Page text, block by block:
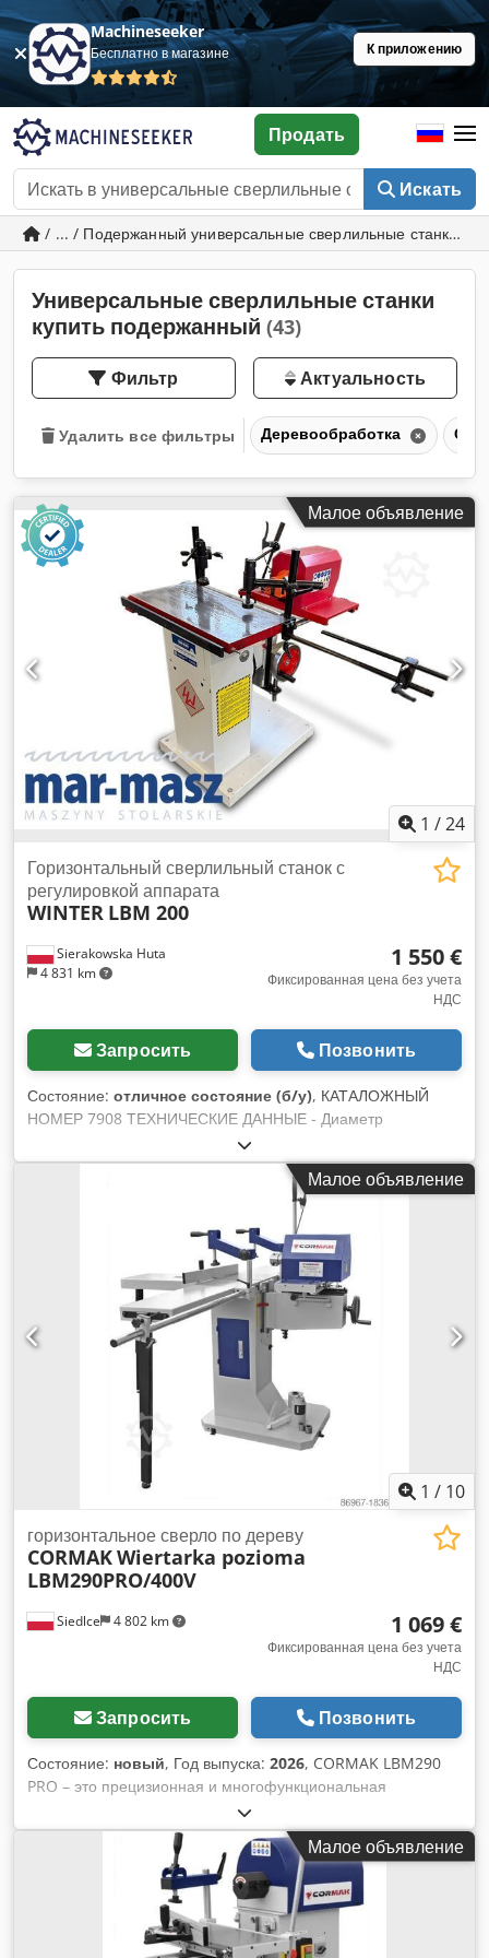
Machineseeker
Бесплатно в магазине К приложению
Искать
Продать
/ ... / Подержанный универсальные сверлильные станки
Универсальные сверлильные станки
купить подержанный (43)
Фильтр Актуальность
Удалить все фильтры Деревообработка
Малое объявление
1 /24
Sierakowska Huta
4 831 km
Горизонтальный сверлильный станок с
регулировкой аппарата
WINTER LBM 200
1 550 €
Фиксированная цена без учета
НДС
Запросить Позвонить
Состояние: отличное состояние (б/у), КАТАЛОЖНЫЙ
НОМЕР 7908 ТЕХНИЧЕСКИЕ ДАННЫЕ - Диаметр
инструмента, цанга Wescott: 0–20 мм - Макс. глубина
сверления: 155 мм - Макс. длина фрезерования: 250 мм -
Регулировка сверлильного аппарата: вперед/назад, вправо/
влево + угол - Регулировка стола: вверх/вниз - Угол
поворота стола: 0–45° - Размеры рабочей поверхности
стола: 600x320 мм - Четырёхпозиционная головка: 16-22-
25-32 мм - Прижимы для материала: 2 шт. - Мощность
двигателя: 2,2 кВт - Габариты (Д/Ш/В): 1050x800x1250 мм -
Вес: 200 кг ПРЕИМУЩЕСТВА – Немецкое производство –
Очень хорошее состояние – Эксцентриковые прижимы, 2
шт. – Без перекраски – Бывшая в эксплуатации
сверлильная машина Dwjdjzr I H Tjpfx Ad Sja Цена нетто: 6
500 PLN Цена нетто: 1 550 EUR (в зависимости от курса 4,2
EUR) (Цены могут изменяться при значительных
колебаниях курса)
Малое объявление
1 / 10
Siedlce 4 802 km
горизонтальное сверло по дереву
CORMAKWiertarka pozioma
LBM290PRO/400V
1 069 €
Фиксированная цена без учета
НДС
Запросить Позвонить
Состояние: новый, Год выпуска: 2026, CORMAK LBM290
PRO – это прецизионная и многофункциональная
горизонтальная дрель для работы с деревом,
разработанная для интенсивного использования на
столярных, мебельных и производственных предприятиях.
Благодаря своей устойчивой конструкции и богатому
оснащению, станок обеспечивает максимальную
производительность и повторяемость сверления, даже при
выполнении самых сложных проектов. Основные
Малое объявление